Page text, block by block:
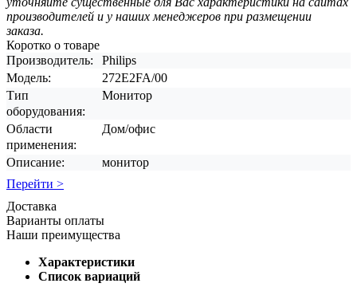
производителей и у наших менеджеров при размещении
заказа.
Коротко о товаре
Производитель:
Philips
Модель:
272E2FA/00
Тип
оборудования:
Монитор
Области
применения:
Дом/офис
Описание:
монитор
Перейти >
Доставка
Варианты оплаты
Наши преимущества
Характеристики
Список вариаций